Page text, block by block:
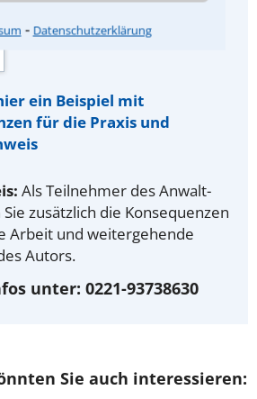
⁃ Datenschutzerklärung
ein Beispiel mit
für die Praxis und
Als Teilnehmer des Anwalt-
zusätzlich die Konsequenzen
Arbeit und weitergehende
Autors.
unter: 0221-93738630
Sie auch interessieren: